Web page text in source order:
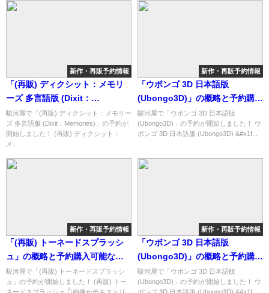
新作・再販予約情報
「(再販) ディクシット：メモリ
ーズ 多言語版 (Dixit：
Memories)」の概略と予約購入
可能なショップ紹介！
駿河屋で「(再販) ディクシット：メモリー
ズ 多言語版 (Dixit：Memories)」の予約が
開始しました！ (再販) ディクシット：
メ...
新作・再販予約情報
「ウボンゴ 3D 日本語版
(Ubongo3D)」の概略と予約購入
可能なショップ紹介！
駿河屋で「ウボンゴ 3D 日本語版
(Ubongo3D)」の予約が開始しました！ ウ
ボンゴ 3D 日本語版 (Ubongo3D) &#x1f...
新作・再販予約情報
「(再販) トーネードスプラッシ
ュ」の概略と予約購入可能なシ
ョップ紹介！
駿河屋で「(再販) トーネードスプラッシ
ュ」の予約が開始しました！ (再販) トー
新作・再販予約情報
「ウボンゴ 3D 日本語版
(Ubongo3D)」の概略と予約購入
可能なショップ紹介！
駿河屋で「ウボンゴ 3D 日本語版
(Ubongo3D)」の予約が開始しました！ ウ